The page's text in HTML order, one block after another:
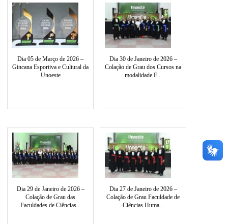
Dia 05 de Março de 2026 –
Gincana Esportiva e Cultural da
Unoeste
Dia 30 de Janeiro de 2026 –
Colação de Grau dos Cursos na
modalidade E...
Dia 29 de Janeiro de 2026 –
Colação de Grau das
Faculdades de Ciências...
Dia 27 de Janeiro de 2026 –
Colação de Grau Faculdade de
Ciências Huma...